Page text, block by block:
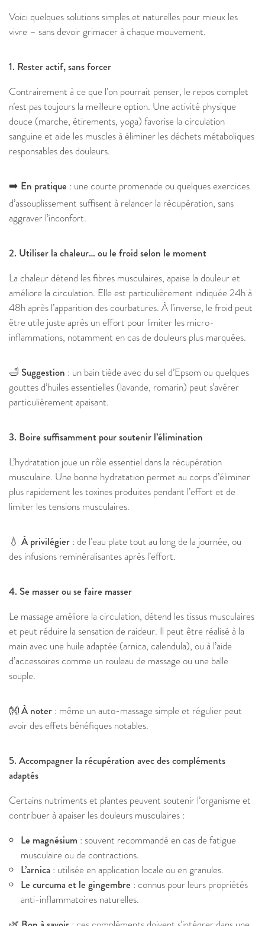
Voici quelques solutions simples et naturelles pour mieux les
vivre – sans devoir grimacer à chaque mouvement.
1. Rester actif, sans forcer
Contrairement à ce que l’on pourrait penser, le repos complet
n’est pas toujours la meilleure option. Une activité physique
douce (marche, étirements, yoga) favorise la circulation
sanguine et aide les muscles à éliminer les déchets métaboliques
responsables des douleurs.
➡️ En pratique : une courte promenade ou quelques exercices
d’assouplissement suffisent à relancer la récupération, sans
aggraver l’inconfort.
2. Utiliser la chaleur… ou le froid selon le moment
La chaleur détend les fibres musculaires, apaise la douleur et
améliore la circulation. Elle est particulièrement indiquée 24h à
48h après l’apparition des courbatures. À l’inverse, le froid peut
être utile juste après un effort pour limiter les micro-
inflammations, notamment en cas de douleurs plus marquées.
🛁 Suggestion : un bain tiède avec du sel d’Epsom ou quelques
gouttes d’huiles essentielles (lavande, romarin) peut s’avérer
particulièrement apaisant.
3. Boire suffisamment pour soutenir l’élimination
L’hydratation joue un rôle essentiel dans la récupération
musculaire. Une bonne hydratation permet au corps d’éliminer
plus rapidement les toxines produites pendant l’effort et de
limiter les tensions musculaires.
💧 À privilégier : de l’eau plate tout au long de la journée, ou
des infusions reminéralisantes après l’effort.
4. Se masser ou se faire masser
Le massage améliore la circulation, détend les tissus musculaires
et peut réduire la sensation de raideur. Il peut être réalisé à la
main avec une huile adaptée (arnica, calendula), ou à l’aide
d’accessoires comme un rouleau de massage ou une balle
souple.
👐 À noter : même un auto-massage simple et régulier peut
avoir des effets bénéfiques notables.
5. Accompagner la récupération avec des compléments
adaptés
Certains nutriments et plantes peuvent soutenir l’organisme et
contribuer à apaiser les douleurs musculaires :
Le magnésium : souvent recommandé en cas de fatigue
musculaire ou de contractions.
L’arnica : utilisée en application locale ou en granules.
Le curcuma et le gingembre : connus pour leurs propriétés
anti-inflammatoires naturelles.